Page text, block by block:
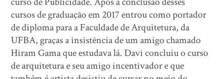
cursos de graduação em 2017 entrou como portador
de diploma para a Faculdade de Arquitetura, da
UFBA, graças a insistência de um amigo chamado
Hiram Gama que estudava lá. Davi concluiu o curso
de arquitetura e seu amigo incentivador e que